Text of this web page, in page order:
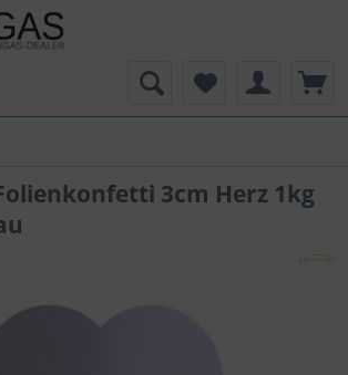
3cm Herz 1kg